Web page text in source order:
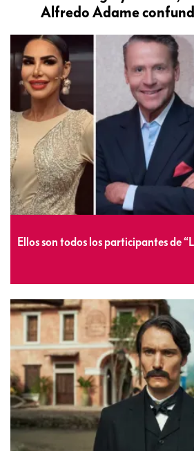
Alfredo Adame
Ellos son todos los participantes de